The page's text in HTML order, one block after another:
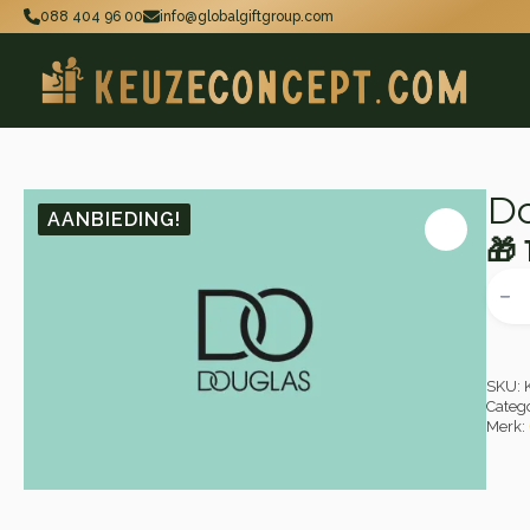
088 404 96 00 info@globalgiftgroup.com
AANBIEDING!
🎁
🎁
🎁
SKU:
Merk: